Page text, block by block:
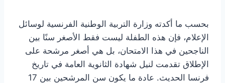
بحسب ما أكدته وزارة التربية الوطنية الفرنسية لوسائل
الإعلام، فإن هذه الطفلة ليست فقط الأصغر سنًا بين
الناجحين في هذا الامتحان، بل هي أصغر مرشحة على
الإطلاق تقدمت لنيل شهادة الثانوية العامة في تاريخ
فرنسا الحديث. عادة ما يكون سن المرشحين بين 17